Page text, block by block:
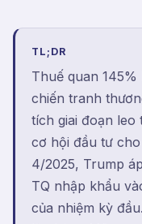
TL;DR
Thuế quan
chiến tranh
tích giai đoạn leo
cơ hội đầu tư
4/2025, Trump
TQ nhập khẩu
của nhiệm kỳ